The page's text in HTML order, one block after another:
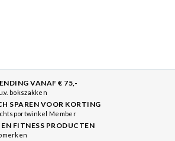
VANAF € 75,-
bokszakken
SPAREN VOOR KORTING
Member
FITNESS PRODUCTEN